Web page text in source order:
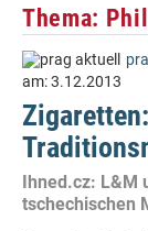
Thema:
am:3.12.2013
Ihned.cz: L&M
tschechischen